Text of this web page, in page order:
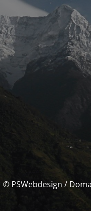
© PSWebdesign /